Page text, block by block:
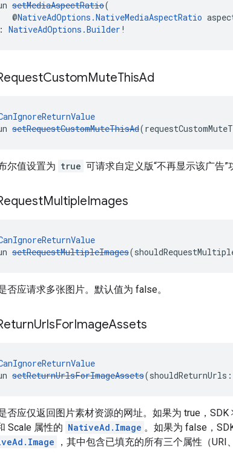
setMediaAspectRatio(
NativeAdOptions.NativeMediaAspectRatio
NativeAdOptions.Builder !
CustomMuteThisAd
setRequestCustomMuteThisAd
尔值设置为 true 可请求自定义版“不再显示该广告”
MultipleImages
setRequestMultipleImages
否应请求多张图片。默认值为 false。
UrlsForImageAssets
setReturnUrlsForImageAssets(shouldReturnUrls:
否应仅返回图片素材资源的网址。如果为 true，
Scale 属性的 NativeAd.Image 。如果为 false，
，其中包含已填充的所有三个属性（